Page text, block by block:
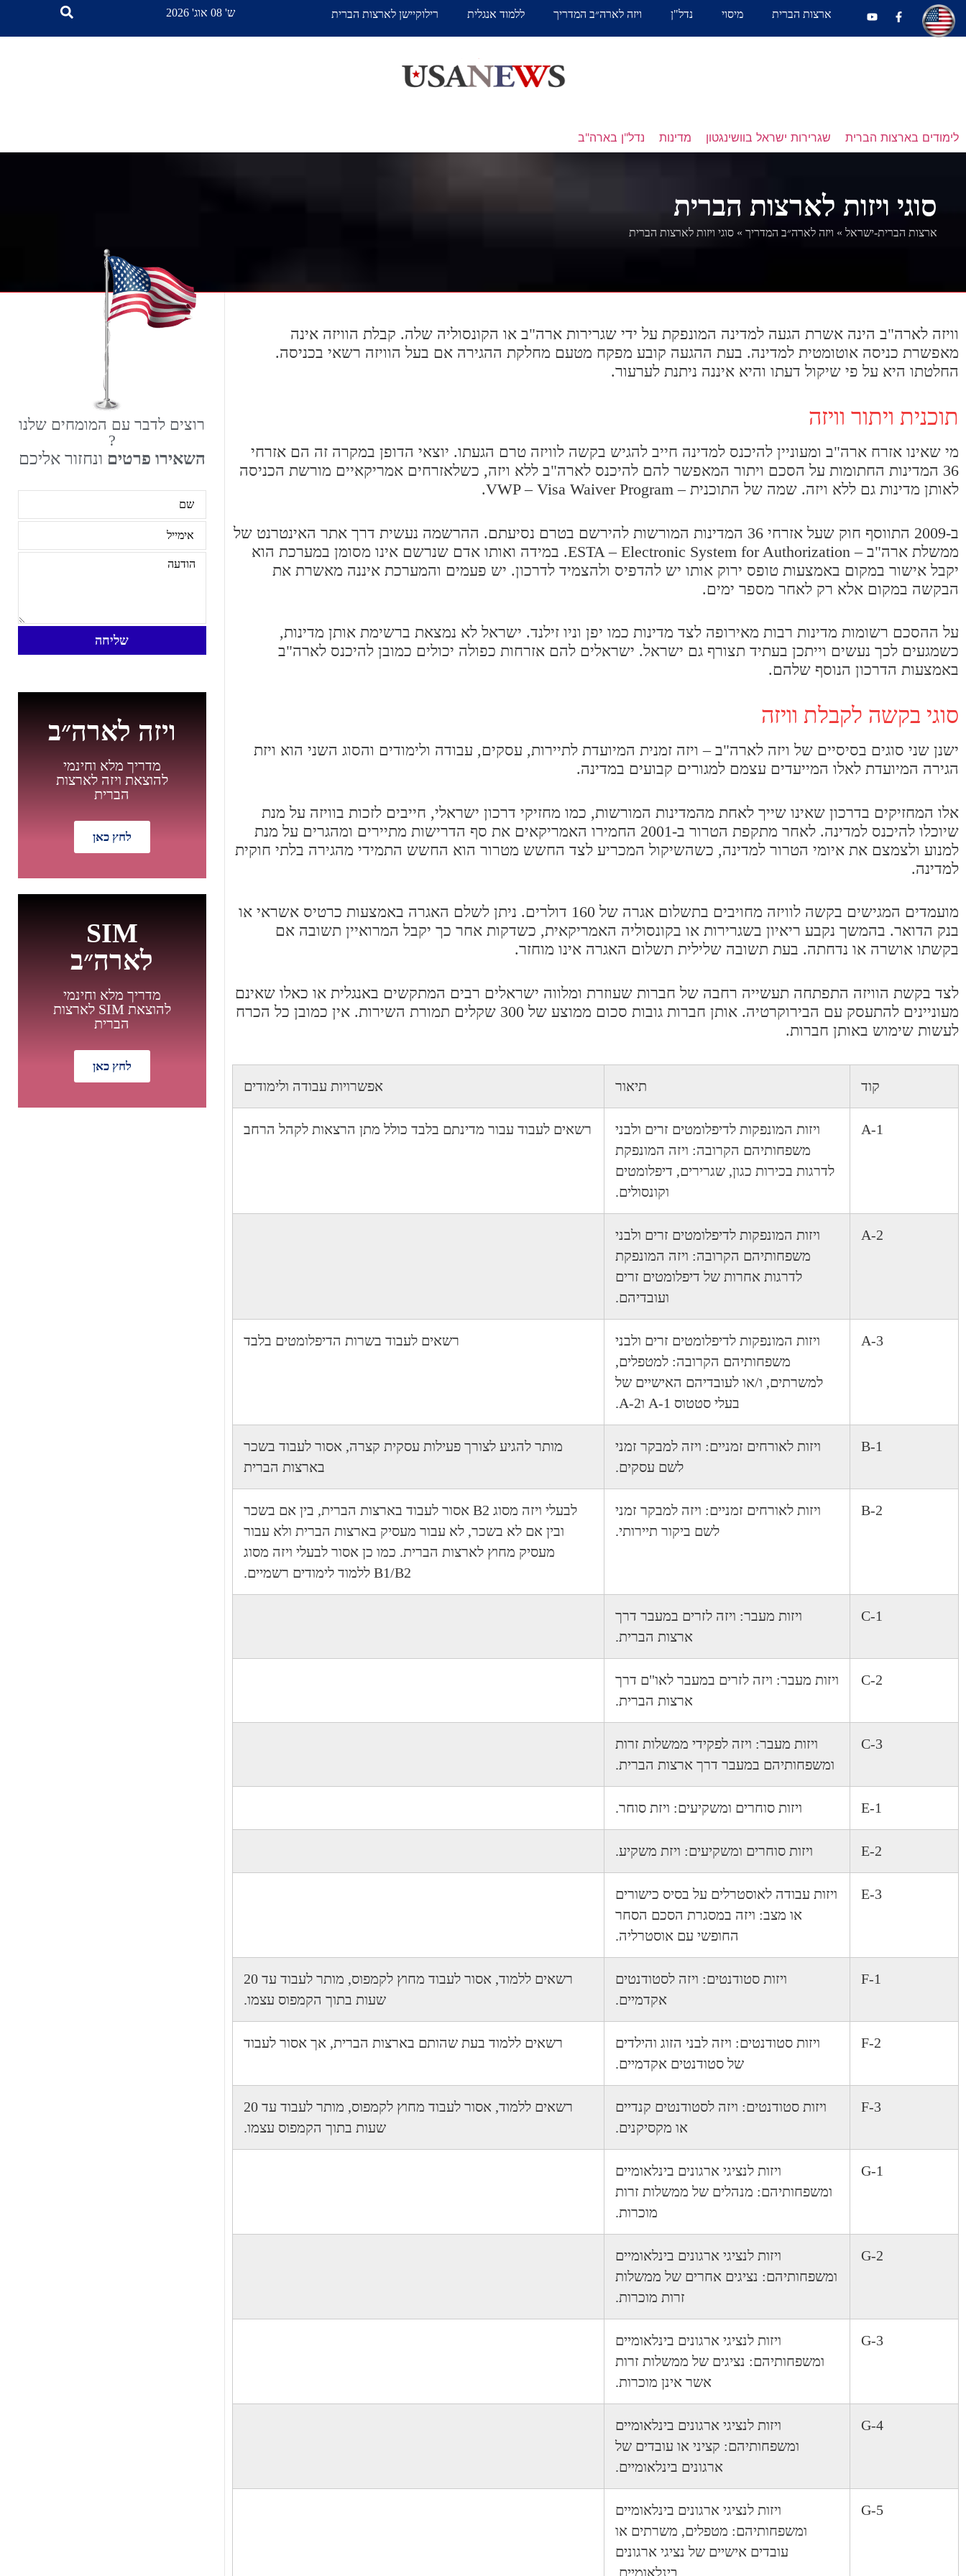
ארצות הברית מיסוי נדל"ן ויזה לארה״ב המדריך ללמוד אנגלית רילוקיישן לארצות הברית ש' 08 אוג' 2026
לימודים בארצות הברית שגרירות ישראל בוושינגטון מדינות נדל"ן בארה"ב
סוגי ויזות לארצות הברית
ארצות הברית-ישראל » ויזה לארה״ב המדריך » סוגי ויזות לארצות הברית
וויזה לארה"ב הינה אשרת הגעה למדינה המונפקת על ידי שגרירות ארה"ב או הקונסוליה שלה. קבלת הוויזה אינה
מאפשרת כניסה אוטומטית למדינה. בעת ההגעה קובע מפקח מטעם מחלקת ההגירה אם בעל הוויזה רשאי בכניסה.
החלטתו היא על פי שיקול דעתו והיא איננה ניתנת לערעור.
תוכנית ויתור וויזה
מי שאינו אזרח ארה"ב ומעוניין להיכנס למדינה חייב להגיש בקשה לוויזה טרם הגעתו. יוצאי הדופן במקרה זה הם אזרחי
36 המדינות החתומות על הסכם ויתור המאפשר להם להיכנס לארה"ב ללא ויזה, כשלאזרחים אמריקאיים מורשת הכניסה
לאותן מדינות גם ללא ויזה. שמה של התוכנית – VWP – Visa Waiver Program.
ב-2009 התווסף חוק שעל אזרחי 36 המדינות המורשות להירשם בטרם נסיעתם. ההרשמה נעשית דרך אתר האינטרנט של
ממשלת ארה"ב – ESTA – Electronic System for Authorization. במידה ואותו אדם שנרשם אינו מסומן במערכת הוא
יקבל אישור במקום באמצעות טופס ירוק אותו יש להדפיס ולהצמיד לדרכון. יש פעמים והמערכת איננה מאשרת את
הבקשה במקום אלא רק לאחר מספר ימים.
על ההסכם רשומות מדינות רבות מאירופה לצד מדינות כמו יפן וניו זילנד. ישראל לא נמצאת ברשימת אותן מדינות,
כשמגעים לכך נעשים וייתכן בעתיד תצורף גם ישראל. ישראלים להם אזרחות כפולה יכולים כמובן להיכנס לארה"ב
באמצעות הדרכון הנוסף שלהם.
סוגי בקשה לקבלת וויזה
ישנן שני סוגים בסיסיים של ויזה לארה"ב – ויזה זמנית המיועדת לתיירות, עסקים, עבודה ולימודים והסוג השני הוא ויזת
הגירה המיועדת לאלו המייעדים עצמם למגורים קבועים במדינה.
אלו המחזיקים בדרכון שאינו שייך לאחת מהמדינות המורשות, כמו מחזיקי דרכון ישראלי, חייבים לזכות בוויזה על מנת
שיוכלו להיכנס למדינה. לאחר מתקפת הטרור ב-2001 החמירו האמריקאים את סף הדרישות מתיירים ומהגרים על מנת
למנוע ולצמצם את איומי הטרור למדינה, כשהשיקול המכריע לצד החשש מטרור הוא החשש התמידי מהגירה בלתי חוקית
למדינה.
מועמדים המגישים בקשה לוויזה מחויבים בתשלום אגרה של 160 דולרים. ניתן לשלם האגרה באמצעות כרטיס אשראי או
בנק הדואר. בהמשך נקבע ריאיון בשגרירות או בקונסוליה האמריקאית, כשדקות אחר כך יקבל המרואיין תשובה אם
בקשתו אושרה או נדחתה. בעת תשובה שלילית תשלום האגרה אינו מוחזר.
לצד בקשת הוויזה התפתחה תעשייה רחבה של חברות שעוזרת ומלווה ישראלים רבים המתקשים באנגלית או כאלו שאינם
מעוניינים להתעסק עם הבירוקרטיה. אותן חברות גובות סכום ממוצע של 300 שקלים תמורת השירות. אין כמובן כל הכרח
לעשות שימוש באותן חברות.
קוד תיאור אפשרויות עבודה ולימודים
A-1
ויזות המונפקות לדיפלומטים זרים ולבני
משפחותיהם הקרובה: ויזה המונפקת
לדרגות בכירות כגון, שגרירים, דיפלומטים
וקונסולים.
רשאים לעבוד עבור מדינתם בלבד כולל מתן הרצאות לקהל הרחב
A-2
ויזות המונפקות לדיפלומטים זרים ולבני
משפחותיהם הקרובה: ויזה המונפקת
לדרגות אחרות של דיפלומטים זרים
ועובדיהם.
A-3
ויזות המונפקות לדיפלומטים זרים ולבני
משפחותיהם הקרובה: למטפלים,
למשרתים, ו/או לעובדיהם האישיים של
בעלי סטטוס A-1 וA-2.
רשאים לעבוד בשרות הדיפלומטים בלבד
B-1
ויזות לאורחים זמניים: ויזה למבקר זמני
לשם עסקים.
מותר להגיע לצורך פעילות עסקית קצרה, אסור לעבוד בשכר
בארצות הברית
B-2
ויזות לאורחים זמניים: ויזה למבקר זמני
לשם ביקור תיירותי.
לבעלי ויזה מסוג B2 אסור לעבוד בארצות הברית, בין אם בשכר
ובין אם לא בשכר, לא עבור מעסיק בארצות הברית ולא עבור
מעסיק מחוץ לארצות הברית. כמו כן אסור לבעלי ויזה מסוג
B1/B2 ללמוד לימודים רשמיים.
C-1
ויזות מעבר: ויזה לזרים במעבר דרך
ארצות הברית.
C-2
ויזות מעבר: ויזה לזרים במעבר לאו"ם דרך
ארצות הברית.
C-3
ויזות מעבר: ויזה לפקידי ממשלות זרות
ומשפחותיהם במעבר דרך ארצות הברית.
E-1 ויזות סוחרים ומשקיעים: ויזת סוחר.
E-2 ויזות סוחרים ומשקיעים: ויזת משקיע.
E-3
ויזות עבודה לאוסטרלים על בסיס כישורים
או מצב: ויזה במסגרת הסכם הסחר
החופשי עם אוסטרליה.
F-1
ויזות סטודנטים: ויזה לסטודנטים
אקדמיים.
רשאים ללמוד, אסור לעבוד מחוץ לקמפוס, מותר לעבוד עד 20
שעות בתוך הקמפוס עצמו.
F-2
ויזות סטודנטים: ויזה לבני הזוג והילדים
של סטודנטים אקדמיים.
רשאים ללמוד בעת שהותם בארצות הברית, אך אסור לעבוד
F-3
ויזות סטודנטים: ויזה לסטודנטים קנדיים
או מקסיקנים.
רשאים ללמוד, אסור לעבוד מחוץ לקמפוס, מותר לעבוד עד 20
שעות בתוך הקמפוס עצמו.
G-1
ויזות לנציגי ארגונים בינלאומיים
ומשפחותיהם: מנהלים של ממשלות זרות
מוכרות.
G-2
ויזות לנציגי ארגונים בינלאומיים
ומשפחותיהם: נציגים אחרים של ממשלות
זרות מוכרות.
G-3
ויזות לנציגי ארגונים בינלאומיים
ומשפחותיהם: נציגים של ממשלות זרות
אשר אינן מוכרות.
G-4
ויזות לנציגי ארגונים בינלאומיים
ומשפחותיהם: קציני או עובדים של
ארגונים בינלאומיים.
G-5
ויזות לנציגי ארגונים בינלאומיים
ומשפחותיהם: מטפלים, משרתים או
עובדים אישיים של נציגי ארגונים
בינלאומיים.
רוצים לדבר עם המומחים שלנו
?
השאירו פרטים ונחזור אליכם
שליחה
ויזה לארה״ב
מדריך מלא וחינמי
להוצאת ויזה לארצות
הברית
לחץ כאן
SIM
לארה״ב
מדריך מלא וחינמי
להוצאת SIM לארצות
הברית
לחץ כאן